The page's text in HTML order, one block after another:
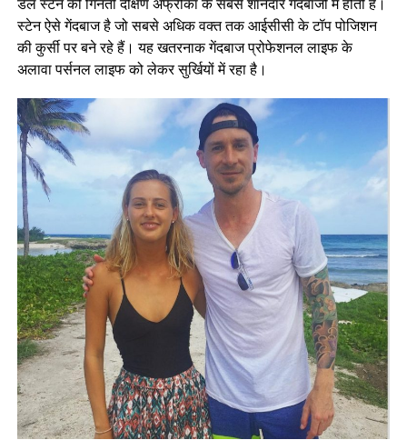
स्टेन ऐसे गेंदबाज है जो सबसे अधिक वक्त तक आईसीसी के टॉप पोजिशन
की कुर्सी पर बने रहे हैं। यह खतरनाक गेंदबाज प्रोफेशनल लाइफ के
अलावा पर्सनल लाइफ को लेकर सुर्खियों में रहा है।